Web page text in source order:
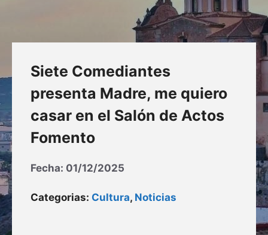
Siete Comediantes
presenta Madre, me quiero
casar en el Salón de Actos
Fomento
Fecha: 01/12/2025
Categorias: Cultura, Noticias